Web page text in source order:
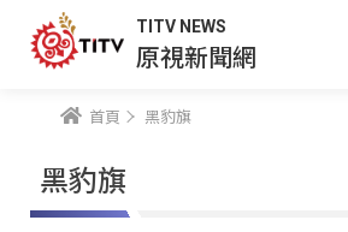
TITV NEWS
原視新聞網
首頁 黑豹旗
黑豹旗